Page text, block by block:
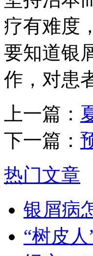
疗有难度
要知道银
作，对患
上一篇：
下一篇：
热门文章
银屑病
“树皮